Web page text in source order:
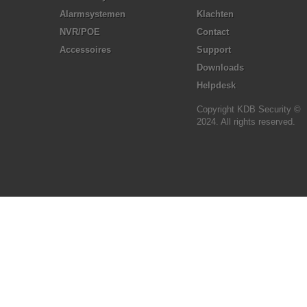
Alarmsystemen
NVR/POE
Accessoires
Klachten
Contact
Support
Downloads
Helpdesk
Copyright KDB Security ©
2024. All rights reserved.